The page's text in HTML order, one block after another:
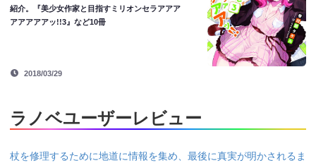
紹介。『美少女作家と目指すミリオンセラアアア
アアアアアッ!!3』など10冊
2018/03/29
ラノベユーザーレビュー
杖を修理するために地道に情報を集め、最後に真実が明かされるま